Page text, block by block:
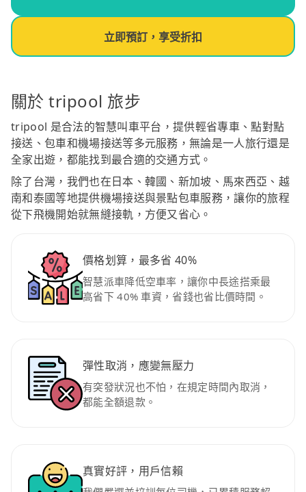
立即預訂，享受折扣
關於 tripool 旅步
tripool 是合法的智慧叫車平台，提供輕省專車、點對點
接送、包車和機場接送等多元服務，無論是一人旅行還是
全家出遊，都能找到最合適的交通方式。
除了台灣，我們也在日本、韓國、新加坡、馬來西亞、越
南和泰國等地提供機場接送與景點包車服務，讓你的旅程
從下飛機開始就無縫接軌，方便又省心。
價格划算，最多省 40%
智慧派車降低空車率，讓你中長途搭乘最
高省下 40% 車資，省錢也省比價時間。
彈性取消，應變無壓力
有突發狀況也不怕，在規定時間內取消，
都能全額退款。
真實好評，用戶信賴